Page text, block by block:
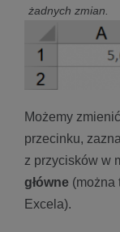
żadnych zmian.
Możemy
przecinku,
z przycisków w
główne (można
Excela).